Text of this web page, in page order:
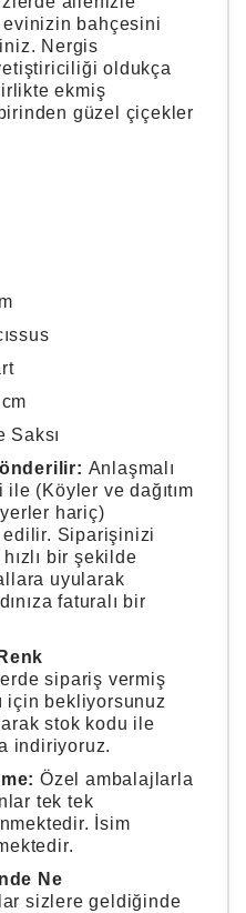
bahçesini
Nergis
oldukça
ekmiş
güzel çiçekler
Saksı
Anlaşmalı
(Köyler ve dağıtım
hariç)
Siparişinizi
bir şekilde
uyularak
faturalı bir
sipariş vermiş
için bekliyorsunuz
stok kodu ile
indiriyoruz.
Özel ambalajlarla
tek tek
İsim
Ne
sizlere geldiğinde